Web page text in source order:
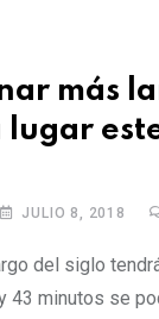
más
JULIO 8, 2018
del siglo
43 minutos se